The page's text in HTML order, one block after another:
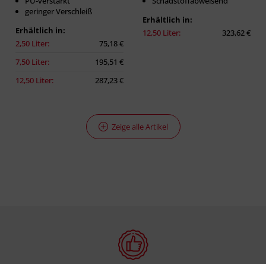
geringer Verschleiß
Erhältlich in:
2,50 Liter:
75,18 €
7,50 Liter:
195,51 €
12,50 Liter:
287,23 €
Erhältlich in:
12,50 Liter:
323,62 €
Zeige alle Artikel